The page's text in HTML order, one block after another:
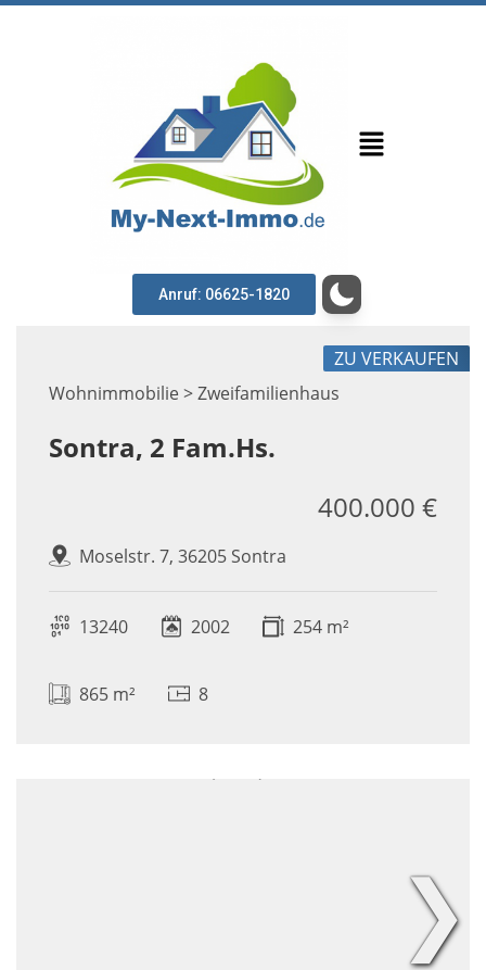
Anruf: 06625-1820
Wohnimmobilie > Zweifamilienhaus
ZU VERKAUFEN
Sontra, 2 Fam.Hs.
Moselstr. 7, 36205 Sontra
400.000 €
13240 2002 254 m²
865 m² 8
❯